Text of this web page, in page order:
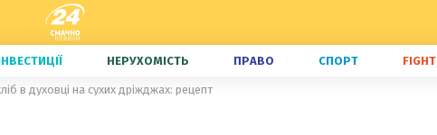
НЕРУХОМІСТЬ ПРАВО СПОРТ FIGHT
в духовці на сухих дріжджах: рецепт